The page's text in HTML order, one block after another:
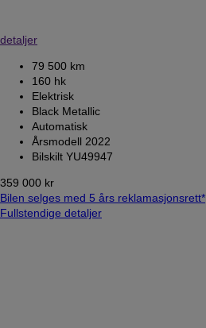
detaljer
79 500 km
160 hk
Elektrisk
Black Metallic
Automatisk
Årsmodell 2022
Bilskilt YU49947
359 000 kr
Bilen selges med 5 års reklamasjonsrett*
Fullstendige detaljer